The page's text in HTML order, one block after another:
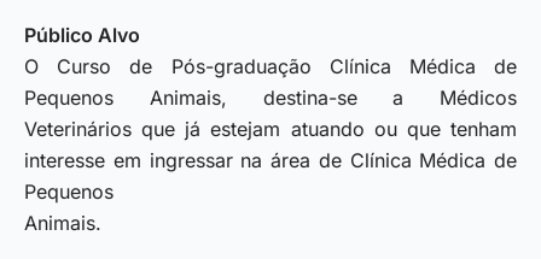
Público Alvo
O Curso de Pós-graduação Clínica Médica de
Pequenos Animais, destina-se a Médicos
Veterinários que já estejam atuando ou que tenham
interesse em ingressar na área de Clínica Médica de
Pequenos
Animais.